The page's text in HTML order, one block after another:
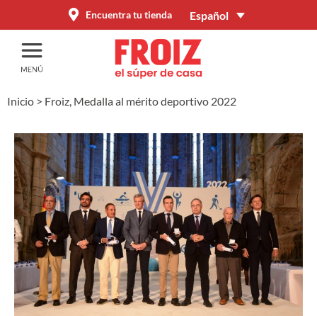
Encuentra tu tienda Español
Inicio > Froiz, Medalla al mérito deportivo 2022